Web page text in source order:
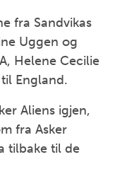
fra Sandvikas
Uggen og
Helene Cecilie
England.
Aliens igjen,
fra Asker
tilbake til de